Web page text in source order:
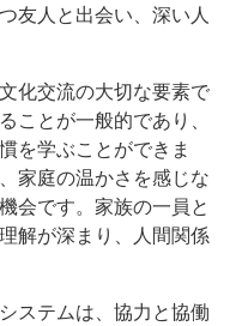
友人と出会い、深い人
化交流の大切な要素で
ことが一般的であり、
を学ぶことができま
家庭の温かさを感じな
会です。家族の一員と
解が深まり、人間関係
ステムは、協力と協働